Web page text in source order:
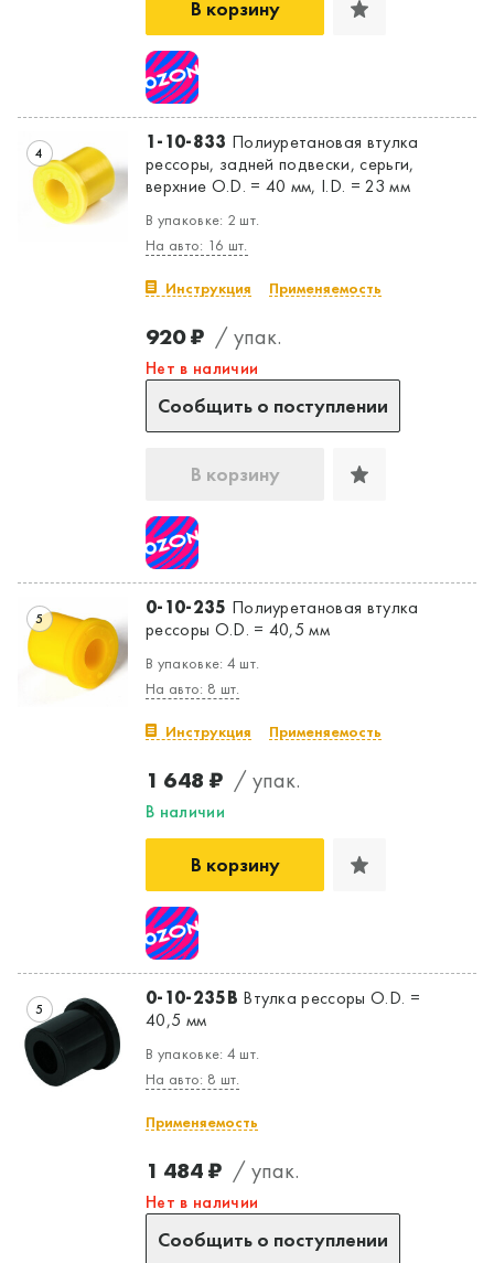
Да, верно Нет, выбрать другой
В корзину
4 1-10-833 Полиуретановая втулка
рессоры, задней подвески, серьги,
верхние O.D. = 40 мм, I.D. = 23 мм
В упаковке: 2 шт.
На авто: 16 шт.
Инструкция Применяемость
920 ₽ / упак.
Нет в наличии
Сообщить о поступлении
В корзину
5 0-10-235 Полиуретановая втулка
рессоры O.D. = 40,5 мм
В упаковке: 4 шт.
На авто: 8 шт.
Инструкция Применяемость
1 648 ₽ / упак.
В наличии
В корзину
5 0-10-235B Втулка рессоры O.D. =
40,5 мм
В упаковке: 4 шт.
На авто: 8 шт.
Применяемость
1 484 ₽ / упак.
Нет в наличии
Сообщить о поступлении